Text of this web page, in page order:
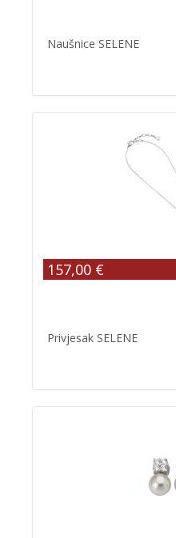
Naušnice SELENE
157,00 €
Privjesak SELENE